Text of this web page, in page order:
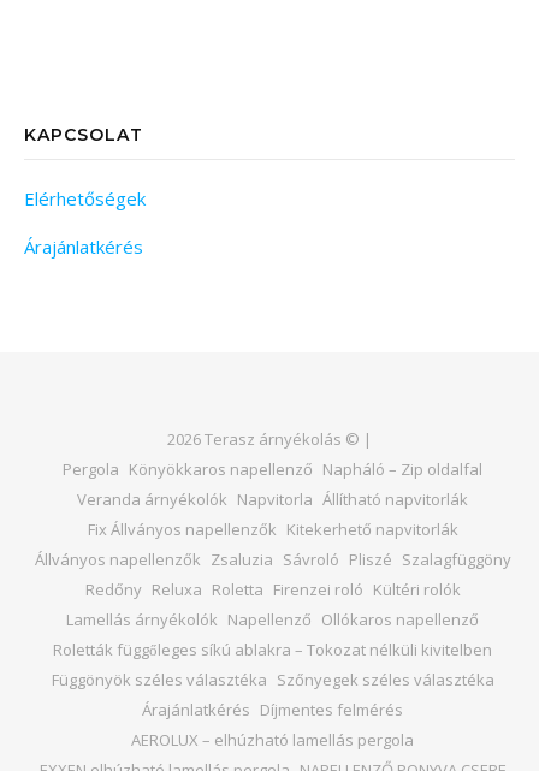
KAPCSOLAT
Elérhetőségek
Árajánlatkérés
2026 Terasz árnyékolás © |
Pergola Könyökkaros napellenző Napháló – Zip oldalfal
Veranda árnyékolók Napvitorla Állítható napvitorlák
Fix Állványos napellenzők Kitekerhető napvitorlák
Állványos napellenzők Zsaluzia Sávroló Pliszé Szalagfüggöny
Redőny Reluxa Roletta Firenzei roló Kültéri rolók
Lamellás árnyékolók Napellenző Ollókaros napellenző
Roletták függőleges síkú ablakra – Tokozat nélküli kivitelben
Függönyök széles választéka Szőnyegek széles választéka
Árajánlatkérés Díjmentes felmérés
AEROLUX – elhúzható lamellás pergola